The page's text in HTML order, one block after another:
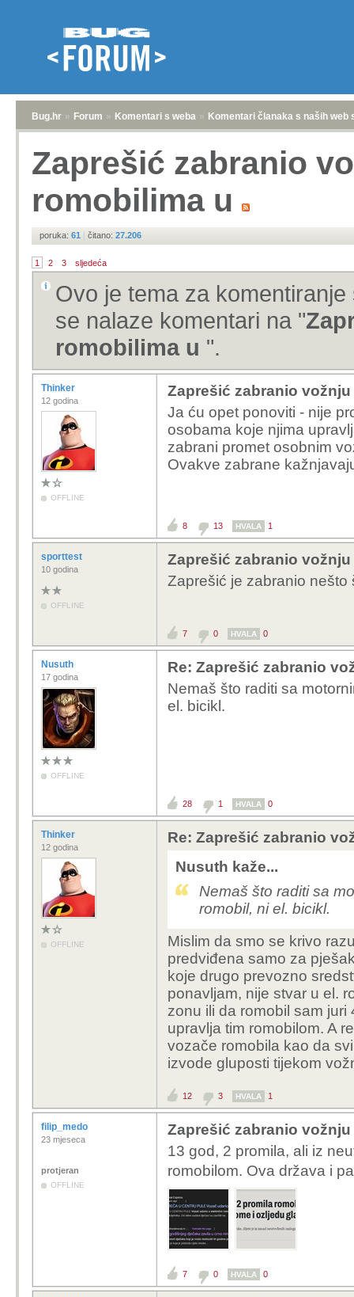
Bug.hr » Forum » Komentari s weba » Komentari članaka s naših web
Zaprešić zabranio
romobilima u
poruka: 61 | čitano: 27.206
1 2 3 sljedeća
Ovo je tema za
se nalaze komentari na "
romobilima u ".
Thinker
12 godina
OFFLINE
Zaprešić zabranio
Ja ću opet ponoviti - nije
osobama koje njima
zabrani promet osobnim
Ovakve zabrane
8 13 HVALA 1
sporttest
10 godina
OFFLINE
Zaprešić zabranio
Zaprešić je zabranio nešto
7 0 HVALA 0
Nusuth
17 godina
OFFLINE
Re: Zaprešić zabranio
Nemaš što raditi sa
el. bicikl.
28 1 HVALA 0
Thinker
12 godina
OFFLINE
Re: Zaprešić zabranio
Nusuth kaže...
Nemaš što raditi sa
romobil, ni el. bicikl.
Mislim da smo se krivo
predviđena samo za
koje drugo prevozno
ponavljam, nije stvar u el.
zonu ili da romobil sam
upravlja tim romobilom. A
vozače romobila kao da
izvode gluposti tijekom
12 3 HVALA 1
filip_medo
23 mjeseca
protjeran
OFFLINE
Zaprešić zabranio
13 god, 2 promila, ali iz
romobilom. Ova država i
7 0 HVALA 0